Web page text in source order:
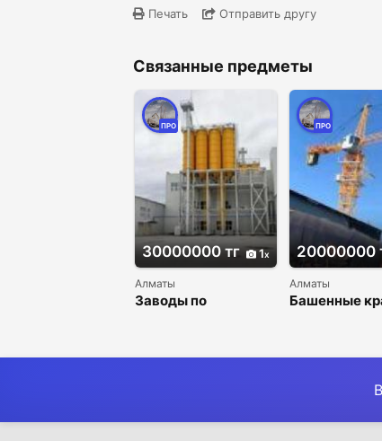
Печать Отправить другу
Связанные предметы
30000000 тг 1
ПРО
Алматы
Заводы по
20000000
ПРО
Алматы
Башенные